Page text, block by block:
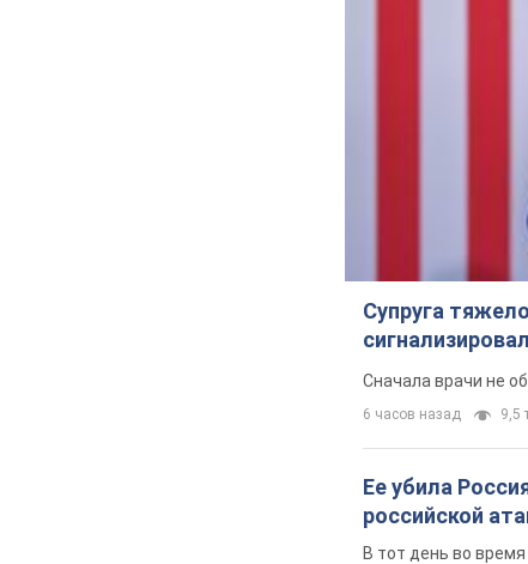
Супруга
Сначала врачи не
6 часов назад 9,5
Ее убила
российской
В тот день во